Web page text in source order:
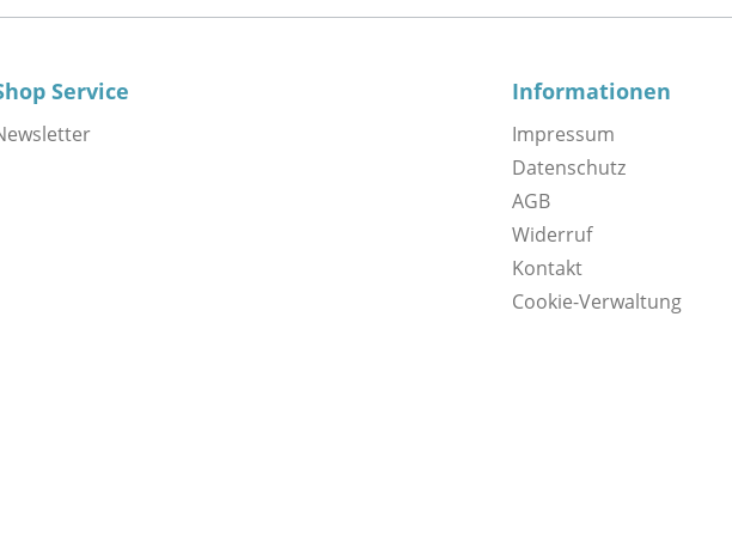
Service Informationen
Impressum
Datenschutz
AGB
Widerruf
Kontakt
Cookie-Verwaltung